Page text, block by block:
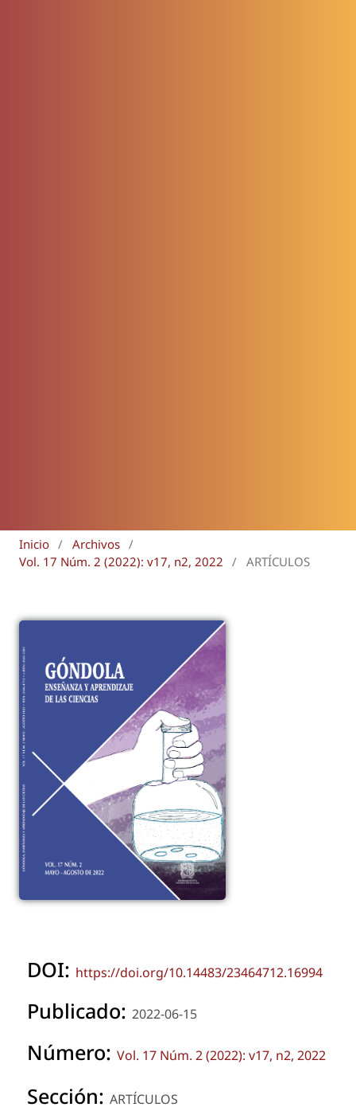
Inicio / Archivos /
Vol. 17 Núm. 2 (2022): v17, n2, 2022
/ ARTÍCULOS
DOI: https://doi.org/10.14483/23464712.16994
Publicado: 2022-06-15
Número: Vol. 17 Núm. 2 (2022): v17, n2, 2022
Sección: ARTÍCULOS